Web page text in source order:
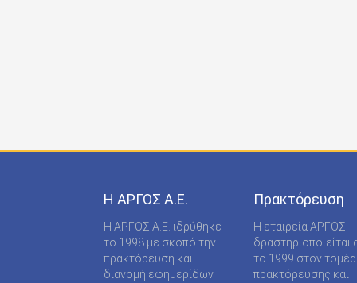
S.A.J.P. ΕΚΔΟΤΙΚΗ ΙΚΕ
SABD ΕΚΔΟΤΙΚΗ Α.Ε
SHOP SUPPLY ΠΡΟΜΗΘΕΙΕΣ
Η ΑΡΓΟΣ A.E.
Η ΑΡΓΟΣ A.E. ιδρύθηκε
το 1998 με σκοπό την
πρακτόρευση και
διανομή εφημερίδων
Πρακτόρευση
Η εταιρεία ΑΡΓΟΣ
δραστηριοποιείται
το 1999 στον τομέα
πρακτόρευσης και